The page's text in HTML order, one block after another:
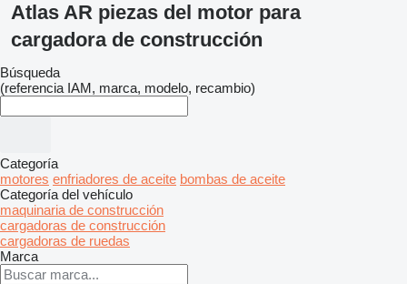
Atlas AR piezas del motor para
cargadora de construcción
Búsqueda
(referencia IAM, marca, modelo, recambio)
Categoría
motores enfriadores de aceite bombas de aceite
Categoría del vehículo
maquinaria de construcción
cargadoras de construcción
cargadoras de ruedas
Marca